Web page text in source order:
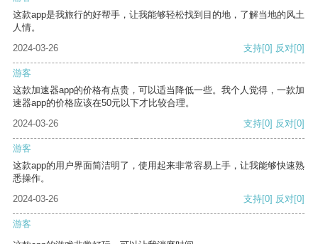
这款app是我旅行的好帮手，让我能够轻松找到目的地，了解当地的风土
人情。
2024-03-26
支持[0] 反对[0]
游客
这款加速器app的价格有点贵，可以适当降低一些。我个人觉得，一款加
速器app的价格应该在50元以下才比较合理。
2024-03-26
支持[0] 反对[0]
游客
这款app的用户界面简洁明了，使用起来非常容易上手，让我能够快速熟
悉操作。
2024-03-26
支持[0] 反对[0]
游客